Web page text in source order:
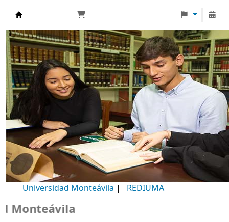
Biblioteca Universidad Monteávila
Universidad Monteávila | REDIUMA